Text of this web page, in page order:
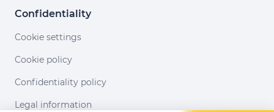
Confidentiality
Cookie settings
Cookie policy
Confidentiality policy
Legal information